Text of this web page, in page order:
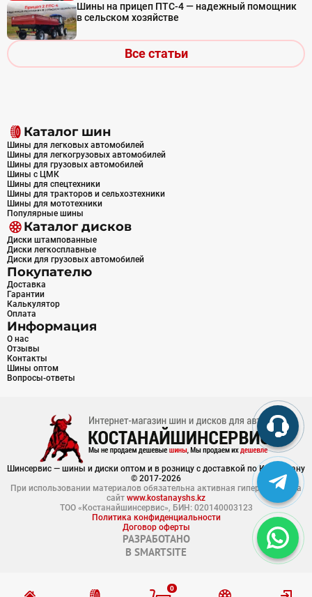
0
Шины на прицеп ПТС-4 — надежный помощник
в сельском хозяйстве
Все статьи
Каталог шин
Шины для легковых автомобилей
Шины для легкогрузовых автомобилей
Шины для грузовых автомобилей
Шины с ЦМК
Шины для спецтехники
Шины для тракторов и сельхозтехники
Шины для мототехники
Популярные шины
Каталог дисков
Диски штампованные
Диски легкосплавные
Диски для грузовых автомобилей
Покупателю
Доставка
Гарантии
Калькулятор
Оплата
Информация
О нас
Отзывы
Контакты
Шины оптом
Вопросы-ответы
Шинсервис — шины и диски оптом и в розницу с доставкой по Казахстану
© 2017-2026
При использовании материалов обязательна активная гиперссылка на
сайт www.kostanayshs.kz
ТОО «Костанайшинсервис», БИН: 020140003123
Политика конфиденциальности
Договор оферты
РАЗРАБОТАНО
В SMARTSITE